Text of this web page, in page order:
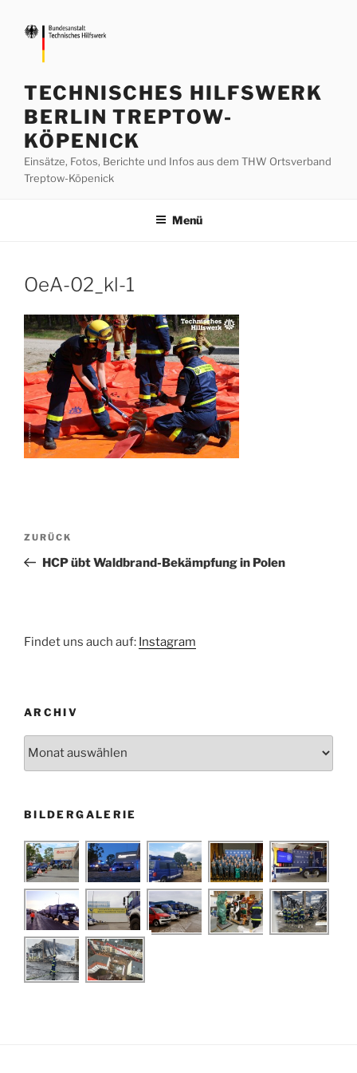
Inhalt
springen
TECHNISCHES HILFSWERK
BERLIN TREPTOW-
KÖPENICK
Einsätze, Fotos, Berichte und Infos aus dem THW Ortsverband
Treptow-Köpenick
Menü
OeA-02_kl-1
Beitragsnavigation
Vorheriger
Beitrag
ZURÜCK
HCP übt Waldbrand-Bekämpfung in Polen
Findet uns auch auf: Instagram
ARCHIV
BILDERGALERIE